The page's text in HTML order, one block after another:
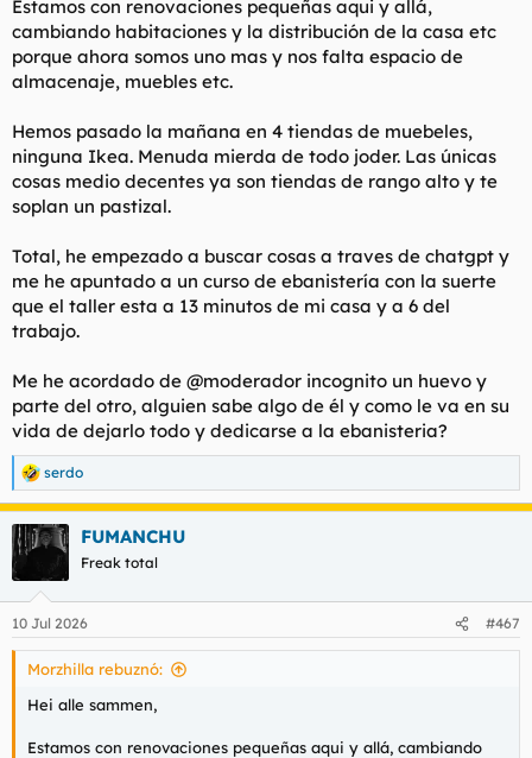
Estamos con renovaciones pequeñas aqui y allá,
cambiando habitaciones y la distribución de la casa etc
porque ahora somos uno mas y nos falta espacio de
almacenaje, muebles etc.
Hemos pasado la mañana en 4 tiendas de muebeles,
ninguna Ikea. Menuda mierda de todo joder. Las únicas
cosas medio decentes ya son tiendas de rango alto y te
soplan un pastizal.
Total, he empezado a buscar cosas a traves de chatgpt y
me he apuntado a un curso de ebanistería con la suerte
que el taller esta a 13 minutos de mi casa y a 6 del
trabajo.
Me he acordado de @moderador incognito un huevo y
parte del otro, alguien sabe algo de él y como le va en su
vida de dejarlo todo y dedicarse a la ebanisteria?
R
e
a
c
c
e
s
serdo
FUMANCHU
Freak total
10 Jul 2026 #467
Morzhilla rebuznó:
Hei alle sammen,
Estamos con renovaciones pequeñas aqui y allá, cambiando